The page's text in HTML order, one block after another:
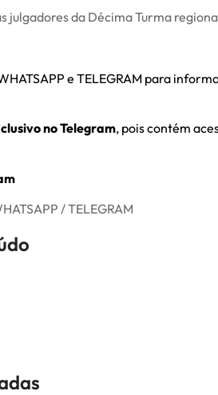
julgadores da Décima Turma
e TELEGRAM para
no Telegram, pois contém
/ TELEGRAM